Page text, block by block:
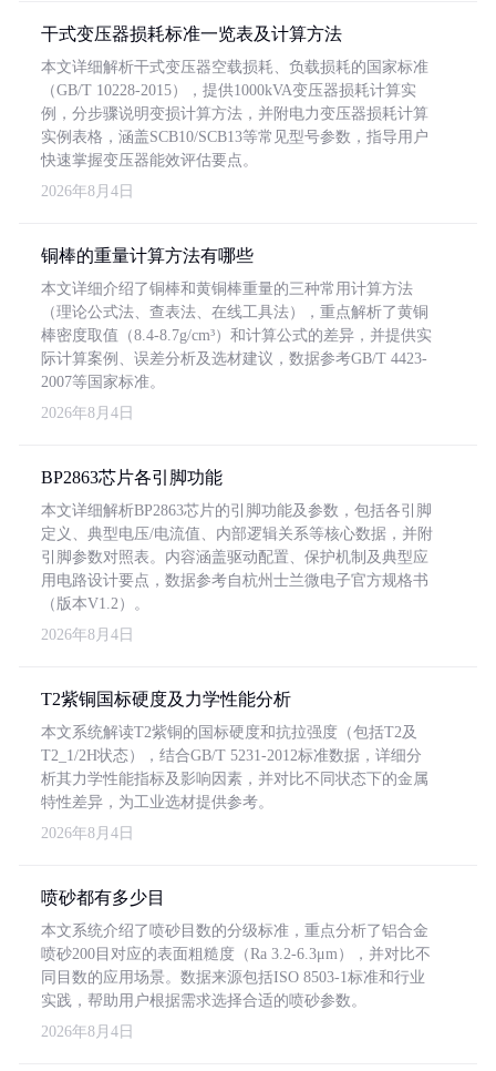
干式变压器损耗标准一览表及计算方法
本文详细解析干式变压器空载损耗、负载损耗的国家标准
（GB/T 10228-2015），提供1000kVA变压器损耗计算实
例，分步骤说明变损计算方法，并附电力变压器损耗计算
实例表格，涵盖SCB10/SCB13等常见型号参数，指导用户
快速掌握变压器能效评估要点。
2026年8月4日
铜棒的重量计算方法有哪些
本文详细介绍了铜棒和黄铜棒重量的三种常用计算方法
（理论公式法、查表法、在线工具法），重点解析了黄铜
棒密度取值（8.4-8.7g/cm³）和计算公式的差异，并提供实
际计算案例、误差分析及选材建议，数据参考GB/T 4423-
2007等国家标准。
2026年8月4日
BP2863芯片各引脚功能
本文详细解析BP2863芯片的引脚功能及参数，包括各引脚
定义、典型电压/电流值、内部逻辑关系等核心数据，并附
引脚参数对照表。内容涵盖驱动配置、保护机制及典型应
用电路设计要点，数据参考自杭州士兰微电子官方规格书
（版本V1.2）。
2026年8月4日
T2紫铜国标硬度及力学性能分析
本文系统解读T2紫铜的国标硬度和抗拉强度（包括T2及
T2_1/2H状态），结合GB/T 5231-2012标准数据，详细分
析其力学性能指标及影响因素，并对比不同状态下的金属
特性差异，为工业选材提供参考。
2026年8月4日
喷砂都有多少目
本文系统介绍了喷砂目数的分级标准，重点分析了铝合金
喷砂200目对应的表面粗糙度（Ra 3.2-6.3μm），并对比不
同目数的应用场景。数据来源包括ISO 8503-1标准和行业
实践，帮助用户根据需求选择合适的喷砂参数。
2026年8月4日